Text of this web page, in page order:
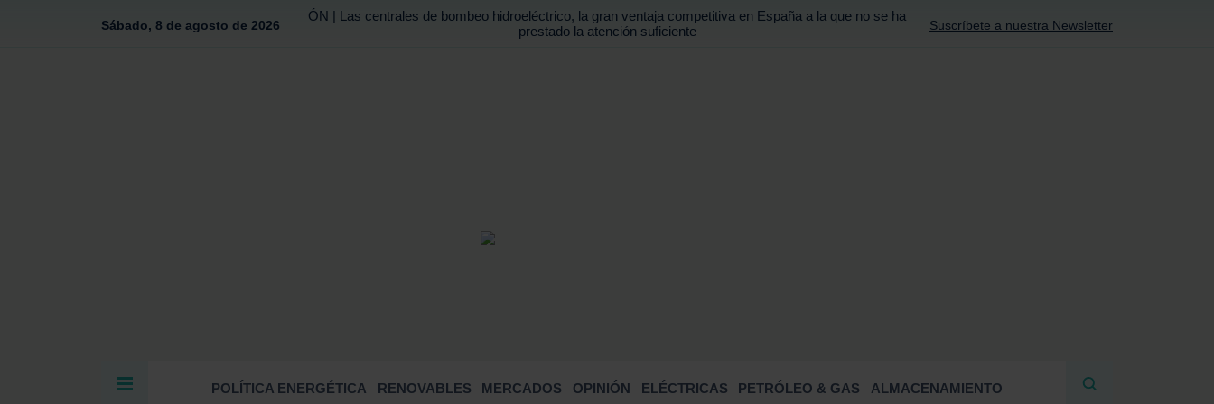
Sábado, 8 de agosto de 2026
ÓN | Las centrales de bombeo hidroeléctrico, la gran ventaja competitiva en España a la que no se ha
prestado la atención suficiente
Suscríbete a nuestra Newsletter
POLÍTICA ENERGÉTICA RENOVABLES MERCADOS OPINIÓN ELÉCTRICAS PETRÓLEO & GAS ALMACENAMIENTO
BUSCAR